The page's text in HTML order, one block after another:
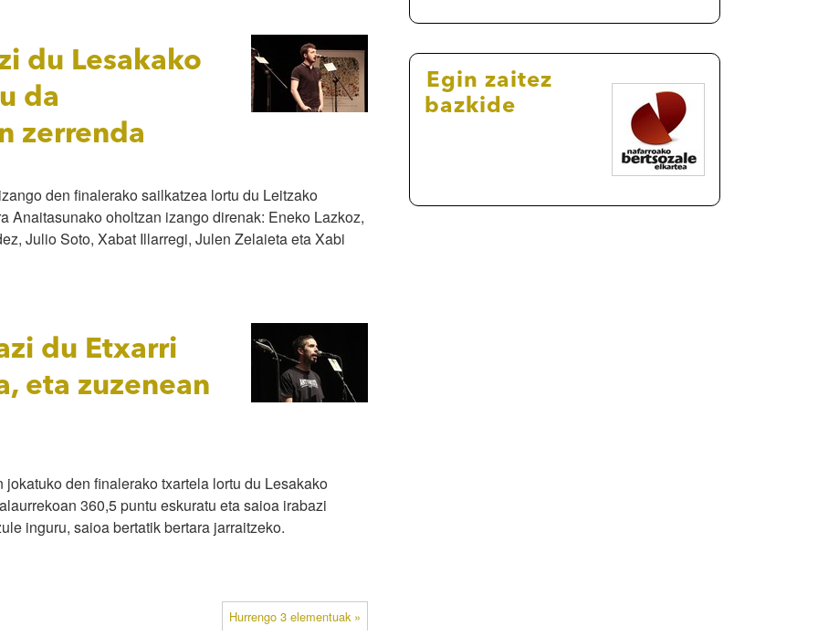
du Lesakako
da
zerrenda
den finalerako sailkatzea lortu du Leitzako
Anaitasunako oholtzan izango direnak: Eneko Lazkoz,
Julio Soto, Xabat Illarregi, Julen Zelaieta eta Xabi
du Etxarri
eta zuzenean
den finalerako txartela lortu du Lesakako
360,5 puntu eskuratu eta saioa irabazi
inguru, saioa bertatik bertara jarraitzeko.
Hurrengo 3 elementuak »
Egin zaitez
bazkide